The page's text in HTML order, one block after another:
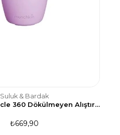
Suluk & Bardak
Munchkin Miracle 360 Dökülmeyen Alıştırma Bardağı 296ml-Mor
₺669,90